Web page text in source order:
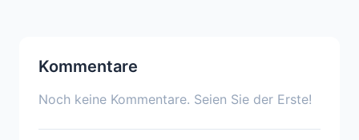
Kommentare
Noch keine Kommentare. Seien Sie der Erste!